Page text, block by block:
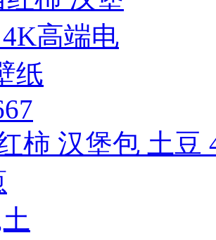
柿 汉堡包 土豆